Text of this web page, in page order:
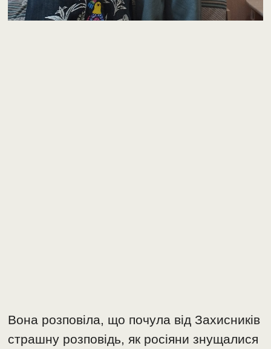
Вона розповіла, що почула від Захисників
страшну розповідь, як росіяни знущалися